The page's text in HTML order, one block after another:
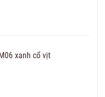
xanh cổ vịt